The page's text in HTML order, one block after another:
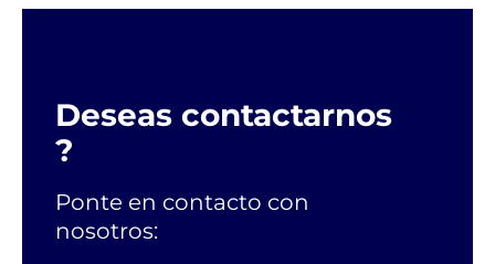
Deseas contactarnos
?
Ponte en contacto con
nosotros: